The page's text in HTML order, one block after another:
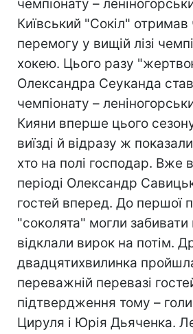
чемпіонату –
Київський "Сокіл" отримав
перемогу у вищій лізі
хокею. Цього разу
Олександра Сеуканда став
чемпіонату –
Кияни вперше цього
виїзді й відразу ж
хто на полі господар. Вже
періоді Олександр
гостей вперед. До першої
"соколята" могли
відклали вирок на потім.
двадцятихвилинка
переважній перевазі
підтвердження тому –
Цируля і Юрія Дьяченка.